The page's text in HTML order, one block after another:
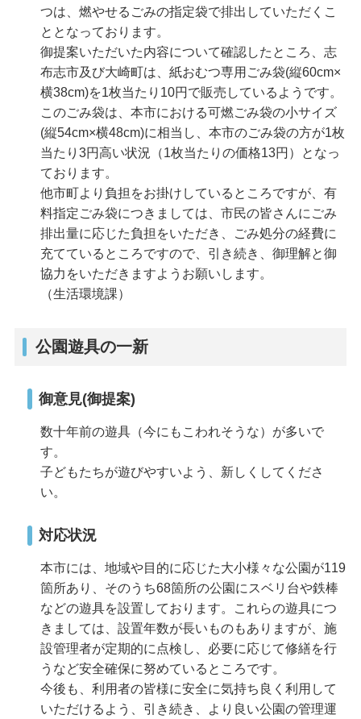
つは、燃やせるごみの指定袋で排出していただくこ
ととなっております。
御提案いただいた内容について確認したところ、志
布志市及び大崎町は、紙おむつ専用ごみ袋(縦60cm×
横38cm)を1枚当たり10円で販売しているようです。
このごみ袋は、本市における可燃ごみ袋の小サイズ
(縦54cm×横48cm)に相当し、本市のごみ袋の方が1枚
当たり3円高い状況（1枚当たりの価格13円）となっ
ております。
他市町より負担をお掛けしているところですが、有
料指定ごみ袋につきましては、市民の皆さんにごみ
排出量に応じた負担をいただき、ごみ処分の経費に
充てているところですので、引き続き、御理解と御
協力をいただきますようお願いします。
（生活環境課）
公園遊具の一新
御意見(御提案)
数十年前の遊具（今にもこわれそうな）が多いで
す。
子どもたちが遊びやすいよう、新しくしてくださ
い。
対応状況
本市には、地域や目的に応じた大小様々な公園が119
箇所あり、そのうち68箇所の公園にスベリ台や鉄棒
などの遊具を設置しております。これらの遊具につ
きましては、設置年数が長いものもありますが、施
設管理者が定期的に点検し、必要に応じて修繕を行
うなど安全確保に努めているところです。
今後も、利用者の皆様に安全に気持ち良く利用して
いただけるよう、引き続き、より良い公園の管理運